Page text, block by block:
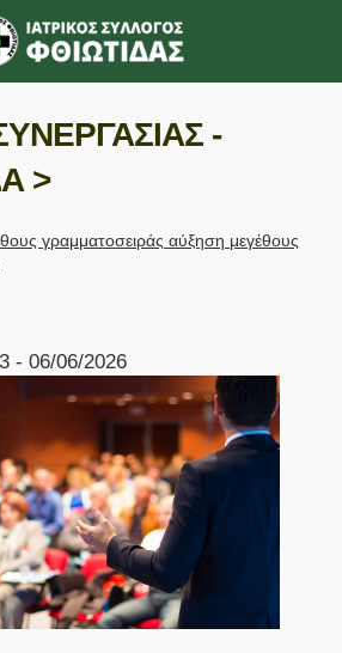
-
>
γραμματοσειράς αύξηση μεγέθους
- 06/06/2026